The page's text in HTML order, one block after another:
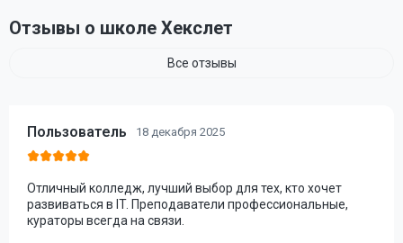
Отзывы о школе Хекслет
Все отзывы
Пользователь 18 декабря 2025
Отличный колледж, лучший выбор для тех, кто хочет
развиваться в IT. Преподаватели профессиональные,
кураторы всегда на связи.